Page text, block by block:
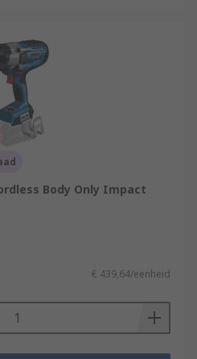
Body Only Impact
€ 439,64/eenheid